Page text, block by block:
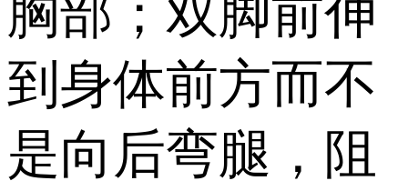
胸部；双脚前伸
到身体前方而不
是向后弯腿，阻